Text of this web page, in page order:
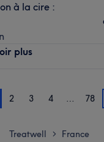
massages que vous
variés ! Massages,
ou orientales vous sont
la plus belle et profiter
du pré, l'adresse
Voir le salon
à la cire :
plus
2 3 4 … 78
Treatwell > France